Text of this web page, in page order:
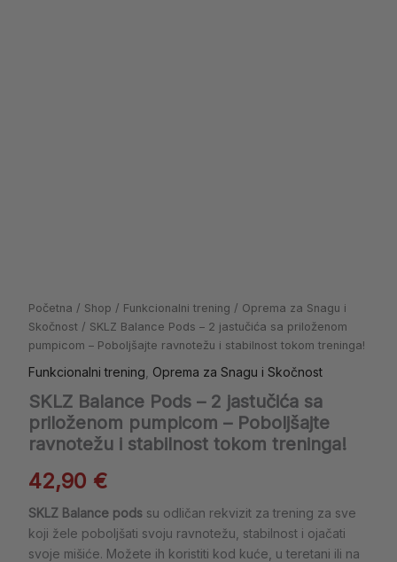
Početna / Shop / Funkcionalni trening / Oprema za Snagu i
Skočnost / SKLZ Balance Pods – 2 jastučića sa priloženom
pumpicom – Poboljšajte ravnotežu i stabilnost tokom treninga!
Funkcionalni trening Oprema za Snagu i Skočnost
SKLZ Balance Pods – 2 jastučića sa
priloženom pumpicom – Poboljšajte
ravnotežu i stabilnost tokom treninga!
42,90 €
SKLZ Balance pods su odličan rekvizit za trening za sve
koji žele poboljšati svoju ravnotežu, stabilnost i ojačati
svoje mišiće. Možete ih koristiti kod kuće, u teretani ili na